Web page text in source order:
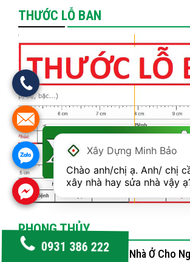
THƯỚC LỖ BAN
PHONG THỦY
Phong Thủy Nhà Ở Cho
0931 386 222
Xây Dựng Minh Bảo
Chào anh/chị ạ. Anh/ chị
xây nhà hay sửa nhà vậy